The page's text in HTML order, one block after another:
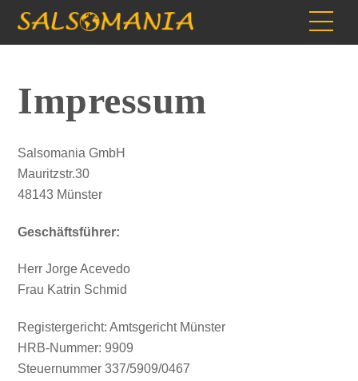
Skip
Impressum
Salsomania GmbH
Mauritzstr.30
48143 Münster
Geschäftsführer:
Herr Jorge Acevedo
Frau Katrin Schmid
Registergericht: Amtsgericht Münster
HRB-Nummer: 9909
Steuernummer 337/5909/0467